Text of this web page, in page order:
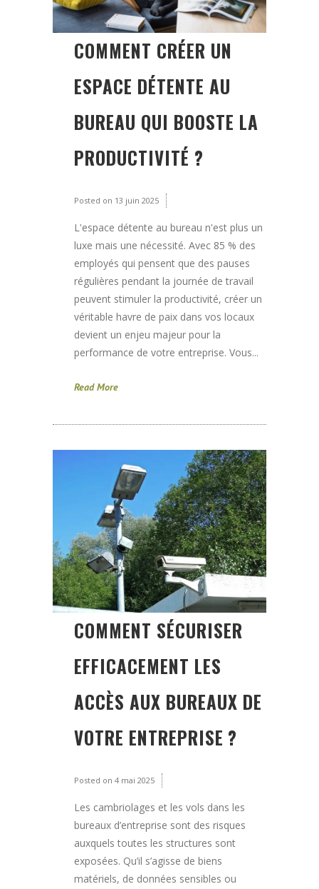
COMMENT CRÉER UN
ESPACE DÉTENTE AU
BUREAU QUI BOOSTE LA
PRODUCTIVITÉ ?
Posted on 13 juin 2025
L'espace détente au bureau n'est plus un
luxe mais une nécessité. Avec 85 % des
employés qui pensent que des pauses
régulières pendant la journée de travail
peuvent stimuler la productivité, créer un
véritable havre de paix dans vos locaux
devient un enjeu majeur pour la
performance de votre entreprise. Vous...
Read More
COMMENT SÉCURISER
EFFICACEMENT LES
ACCÈS AUX BUREAUX DE
VOTRE ENTREPRISE ?
Posted on 4 mai 2025
Les cambriolages et les vols dans les
bureaux d’entreprise sont des risques
auxquels toutes les structures sont
exposées. Qu’il s’agisse de biens
matériels, de données sensibles ou